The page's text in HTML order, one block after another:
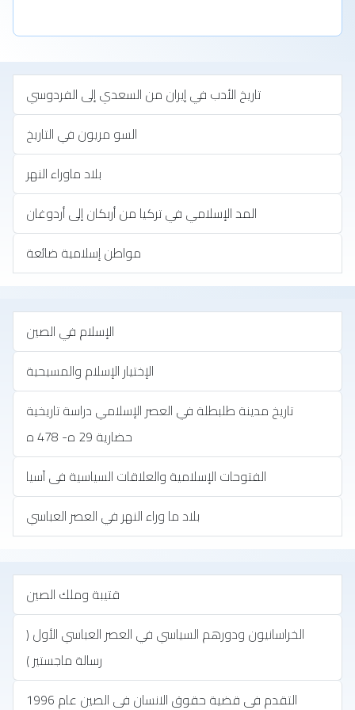
تاريخ الأدب في إيران من السعدي إلى الفردوسي
السو مريون في التاريخ
بلاد ماوراء النهر
المد الإسلامي في تركيا من أربكان إلى أردوغان
مواطن إسلامية ضائعة
الإسلام في الصين
الإختيار الإسلام والمسيحية
تاريخ مدينة طلبطلة في العصر الإسلامي دراسة تاريخية
حضارية 29 ه- 478 ه
الفتوحات الإسلامية والعلاقات السياسية فى آسيا
بلاد ما وراء النهر في العصر العباسي
قتيبة وملك الصين
الخراسانيون ودورهم السياسي في العصر العباسي الأول (
رسالة ماجستير )
التقدم فى قضية حقوق الانسان فى الصين عام 1996